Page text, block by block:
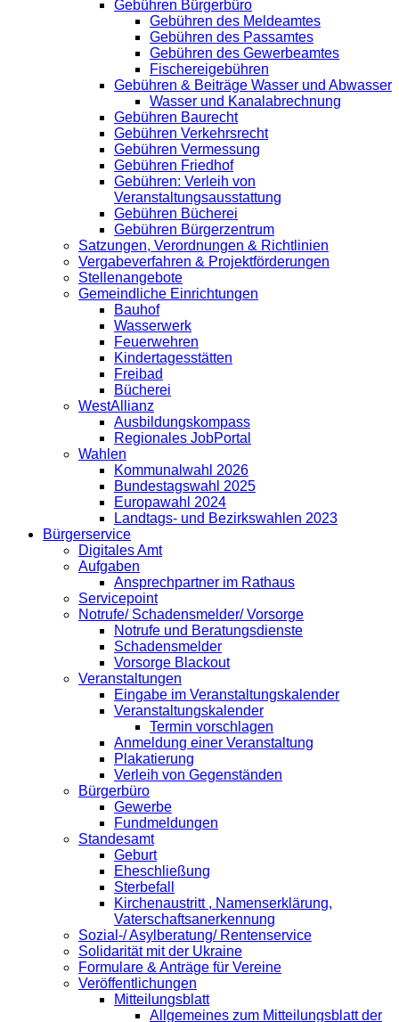
Gebühren Bürgerbüro
Gebühren des Meldeamtes
Gebühren des Passamtes
Gebühren des Gewerbeamtes
Fischereigebühren
Gebühren & Beiträge Wasser und Abwasser
Wasser und Kanalabrechnung
Gebühren Baurecht
Gebühren Verkehrsrecht
Gebühren Vermessung
Gebühren Friedhof
Gebühren: Verleih von
Veranstaltungsausstattung
Gebühren Bücherei
Gebühren Bürgerzentrum
Satzungen, Verordnungen & Richtlinien
Vergabeverfahren & Projektförderungen
Stellenangebote
Gemeindliche Einrichtungen
Bauhof
Wasserwerk
Feuerwehren
Kindertagesstätten
Freibad
Bücherei
WestAllianz
Ausbildungskompass
Regionales JobPortal
Wahlen
Kommunalwahl 2026
Bundestagswahl 2025
Europawahl 2024
Landtags- und Bezirkswahlen 2023
Bürgerservice
Digitales Amt
Aufgaben
Ansprechpartner im Rathaus
Servicepoint
Notrufe/ Schadensmelder/ Vorsorge
Notrufe und Beratungsdienste
Schadensmelder
Vorsorge Blackout
Veranstaltungen
Eingabe im Veranstaltungskalender
Veranstaltungskalender
Termin vorschlagen
Anmeldung einer Veranstaltung
Plakatierung
Verleih von Gegenständen
Bürgerbüro
Gewerbe
Fundmeldungen
Standesamt
Geburt
Eheschließung
Sterbefall
Kirchenaustritt , Namenserklärung,
Vaterschaftsanerkennung
Sozial-/ Asylberatung/ Rentenservice
Solidarität mit der Ukraine
Formulare & Anträge für Vereine
Veröffentlichungen
Mitteilungsblatt
Allgemeines zum Mitteilungsblatt der